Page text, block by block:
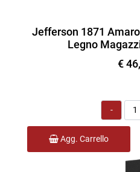
Jefferson 1871
Legno
€
Agg. Carrello